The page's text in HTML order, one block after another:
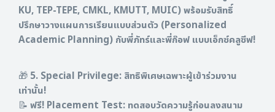
KU, TEP-TEPE, CMKL, KMUTT, MUIC) พร้อมรับสิทธิ์
ปรึกษาวางแผนการเรียนแบบส่วนตัว (Personalized
Academic Planning) กับพี่ภัทร์และพี่ก๊อฟ แบบเอ็กซ์คลูซีฟ!
🎁 5. Special Privilege: สิทธิพิเศษเฉพาะผู้เข้าร่วมงาน
เท่านั้น!
📝 ฟรี! Placement Test: ทดสอบวัดความรู้ก่อนลงสนาม